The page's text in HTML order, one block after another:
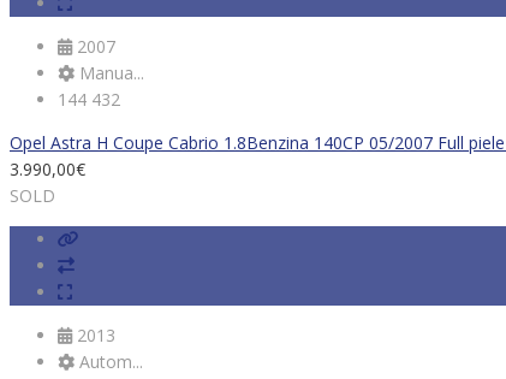
2007
Manua...
144 432
Opel Astra H Coupe Cabrio 1.8Benzina 140CP 05/2007 Full
3.990,00€
SOLD
2013
Autom...